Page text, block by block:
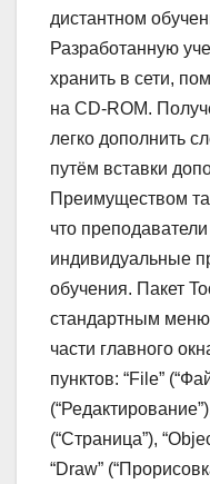
дистантном
Разработанную
хранить в сети,
на CD-ROM.
легко дополнить
путём вставки
Преимуществом
что
индивидуальные
обучения. Пакет
стандартным
части главного
пунктов: “File”
(“Страница”),
“Draw”